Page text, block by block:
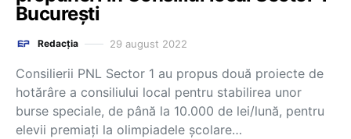
București
Redacția 29 august 2022
Consilierii PNL Sector 1 au propus două proiecte de
hotărâre a consiliului local pentru stabilirea unor
burse speciale, de până la 10.000 de lei/lună, pentru
elevii premiaţi la olimpiadele şcolare…